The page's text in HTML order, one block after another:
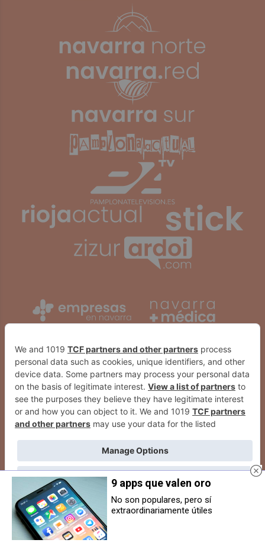
Huarte celebra su Día el próximo
sábado 16 de mayo
9 apps que valen oro
No son populares, pero sí
extraordinariamente útiles